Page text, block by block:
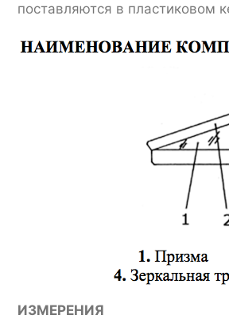
поставляются в пластиковом
ИЗМЕРЕНИЯ